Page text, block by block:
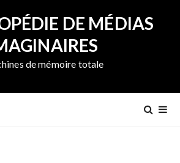
DE MÉDIAS
de mémoire totale